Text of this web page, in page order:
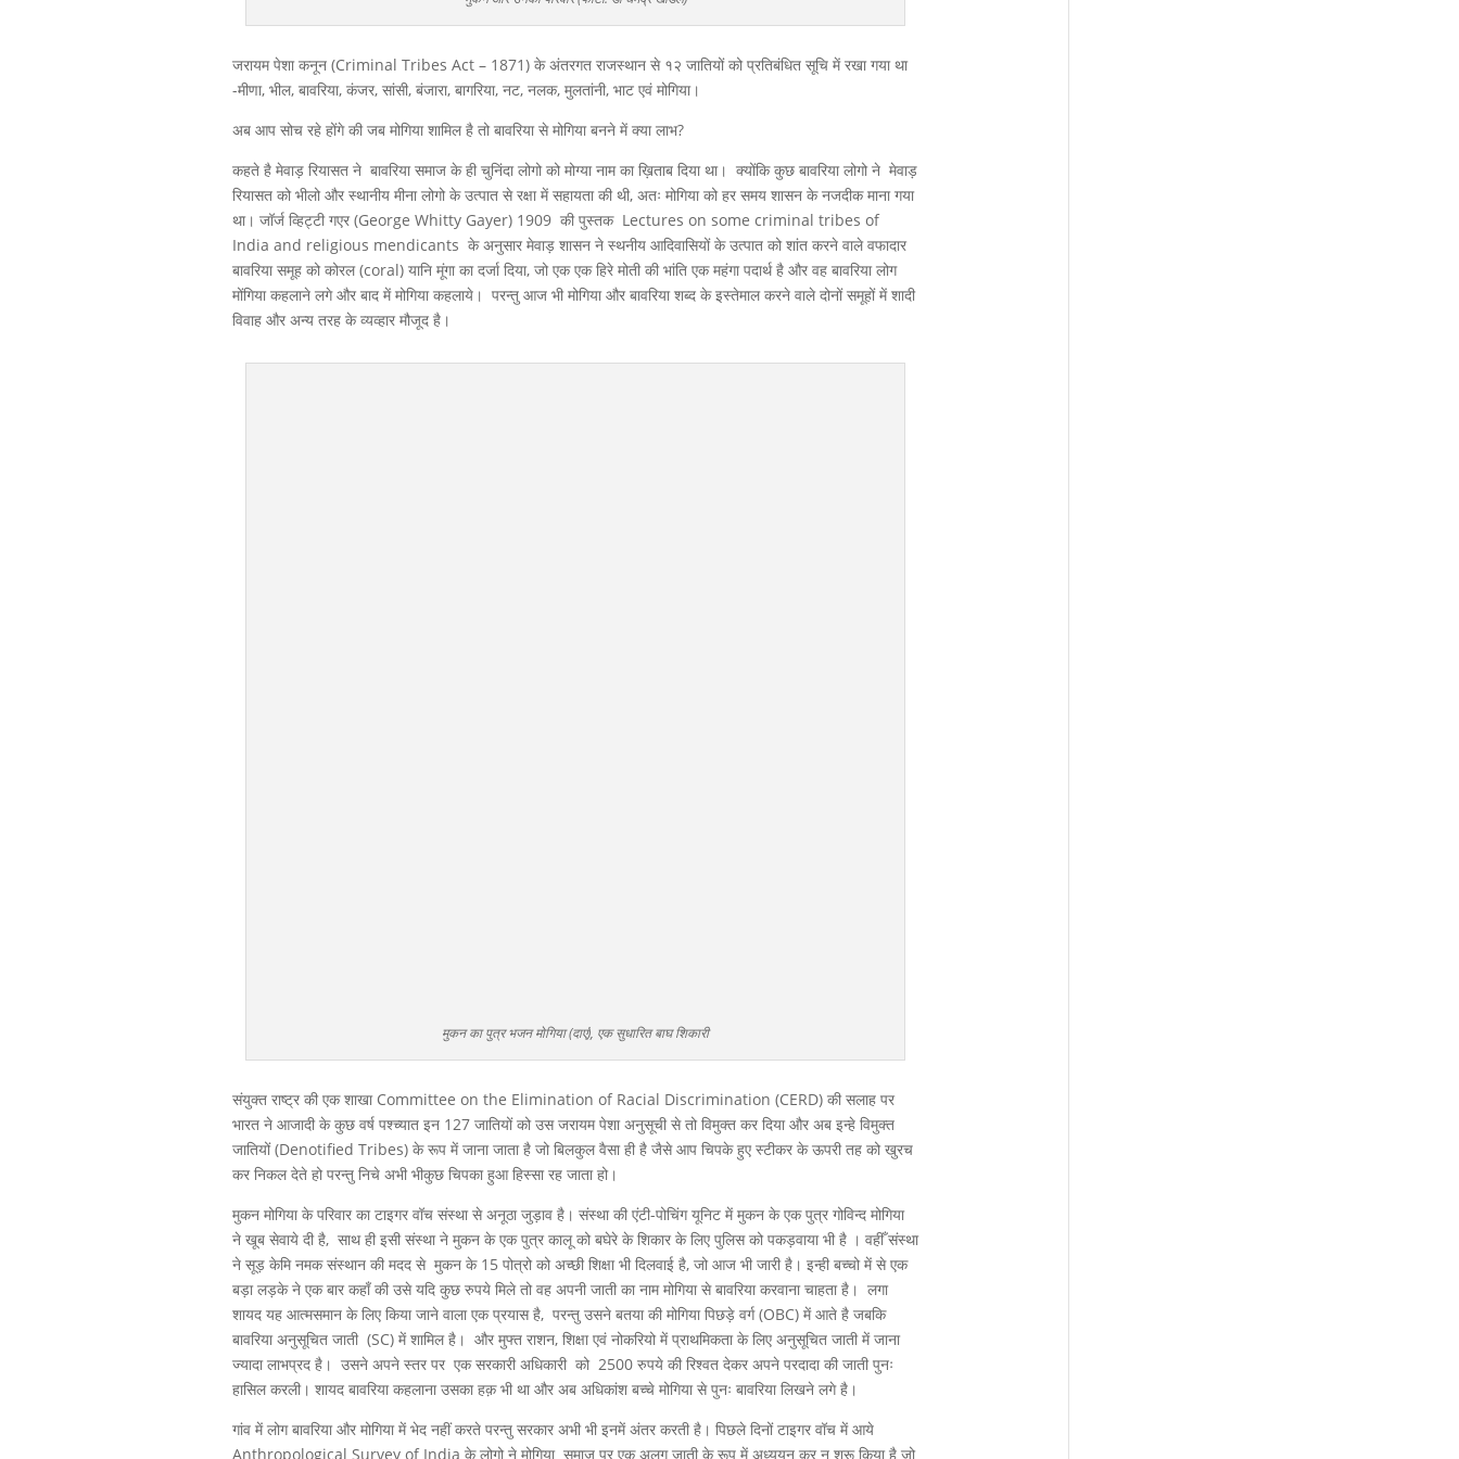
जरायम पेशा कनून (Criminal Tribes Act – 1871) के अंतरगत राजस्थान से १२ जातियों को प्रतिबंधित सूचि में रखा गया था
-मीणा, भील, बावरिया, कंजर, सांसी, बंजारा, बागरिया, नट, नलक, मुलतांनी, भाट एवं मोगिया।
अब आप सोच रहे होंगे की जब मोगिया शामिल है तो बावरिया से मोगिया बनने में क्या लाभ?
कहते है मेवाड़ रियासत ने बावरिया समाज के ही चुनिंदा लोगो को मोग्या नाम का ख़िताब दिया था। क्योंकि कुछ बावरिया लोगो ने मेवाड़
रियासत को भीलो और स्थानीय मीना लोगो के उत्पात से रक्षा में सहायता की थी, अतः मोगिया को हर समय शासन के नजदीक माना गया
था। जॉर्ज व्हिट्टी गएर (George Whitty Gayer) 1909 की पुस्तक Lectures on some criminal tribes of
India and religious mendicants के अनुसार मेवाड़ शासन ने स्थनीय आदिवासियों के उत्पात को शांत करने वाले वफादार
बावरिया समूह को कोरल (coral) यानि मूंगा का दर्जा दिया, जो एक एक हिरे मोती की भांति एक महंगा पदार्थ है और वह बावरिया लोग
मोंगिया कहलाने लगे और बाद में मोगिया कहलाये। परन्तु आज भी मोगिया और बावरिया शब्द के इस्तेमाल करने वाले दोनों समूहों में शादी
विवाह और अन्य तरह के व्यव्हार मौजूद है।
मुकन का पुत्र भजन मोगिया (दाएं), एक सुधारित बाघ शिकारी
संयुक्त राष्ट्र की एक शाखा Committee on the Elimination of Racial Discrimination (CERD) की सलाह पर
भारत ने आजादी के कुछ वर्ष पश्च्यात इन 127 जातियों को उस जरायम पेशा अनुसूची से तो विमुक्त कर दिया और अब इन्हे विमुक्त
जातियों (Denotified Tribes) के रूप में जाना जाता है जो बिलकुल वैसा ही है जैसे आप चिपके हुए स्टीकर के ऊपरी तह को खुरच
कर निकल देते हो परन्तु निचे अभी भीकुछ चिपका हुआ हिस्सा रह जाता हो।
मुकन मोगिया के परिवार का टाइगर वॉच संस्था से अनूठा जुड़ाव है। संस्था की एंटी-पोचिंग यूनिट में मुकन के एक पुत्र गोविन्द मोगिया
ने खूब सेवाये दी है, साथ ही इसी संस्था ने मुकन के एक पुत्र कालू को बघेरे के शिकार के लिए पुलिस को पकड़वाया भी है । वहीँ संस्था
ने सूड़ केमि नमक संस्थान की मदद से मुकन के 15 पोत्रो को अच्छी शिक्षा भी दिलवाई है, जो आज भी जारी है। इन्ही बच्चो में से एक
बड़ा लड़के ने एक बार कहाँ की उसे यदि कुछ रुपये मिले तो वह अपनी जाती का नाम मोगिया से बावरिया करवाना चाहता है। लगा
शायद यह आत्मसमान के लिए किया जाने वाला एक प्रयास है, परन्तु उसने बतया की मोगिया पिछड़े वर्ग (OBC) में आते है जबकि
बावरिया अनुसूचित जाती (SC) में शामिल है। और मुफ्त राशन, शिक्षा एवं नोकरियो में प्राथमिकता के लिए अनुसूचित जाती में जाना
ज्यादा लाभप्रद है। उसने अपने स्तर पर एक सरकारी अधिकारी को 2500 रुपये की रिश्वत देकर अपने परदादा की जाती पुनः
हासिल करली। शायद बावरिया कहलाना उसका हक़ भी था और अब अधिकांश बच्चे मोगिया से पुनः बावरिया लिखने लगे है।
गांव में लोग बावरिया और मोगिया में भेद नहीं करते परन्तु सरकार अभी भी इनमें अंतर करती है। पिछले दिनों टाइगर वॉच में आये
Anthropological Survey of India के लोगो ने मोगिया समाज पर एक अलग जाती के रूप में अध्ययन कर न शुरू किया है जो